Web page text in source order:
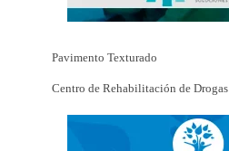
Pavimento Texturado
Centro de Rehabilitación de Drogas